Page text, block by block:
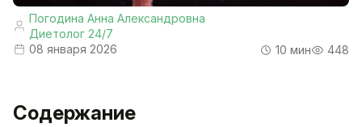
Погодина Анна Александровна
Диетолог 24/7
08 января 2026
10 мин 448
Содержание